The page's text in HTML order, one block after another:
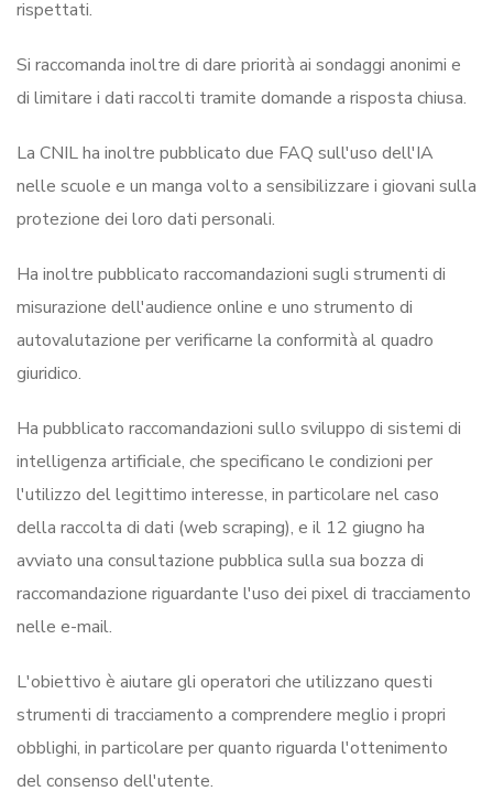
rispettati.
Si raccomanda inoltre di dare priorità ai sondaggi anonimi e
di limitare i dati raccolti tramite domande a risposta chiusa.
La CNIL ha inoltre pubblicato due FAQ sull'uso dell'IA
nelle scuole e un manga volto a sensibilizzare i giovani sulla
protezione dei loro dati personali.
Ha inoltre pubblicato raccomandazioni sugli strumenti di
misurazione dell'audience online e uno strumento di
autovalutazione per verificarne la conformità al quadro
giuridico.
Ha pubblicato raccomandazioni sullo sviluppo di sistemi di
intelligenza artificiale, che specificano le condizioni per
l'utilizzo del legittimo interesse, in particolare nel caso
della raccolta di dati (web scraping), e il 12 giugno ha
avviato una consultazione pubblica sulla sua bozza di
raccomandazione riguardante l'uso dei pixel di tracciamento
nelle e-mail.
L'obiettivo è aiutare gli operatori che utilizzano questi
strumenti di tracciamento a comprendere meglio i propri
obblighi, in particolare per quanto riguarda l'ottenimento
del consenso dell'utente.